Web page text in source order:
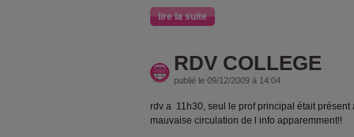
lire la suite
RDV COLLEGE
publié le 09/12/2009 à 14:04
rdv a 11h30, seul le prof principal était
mauvaise circulation de l info apparemment!!